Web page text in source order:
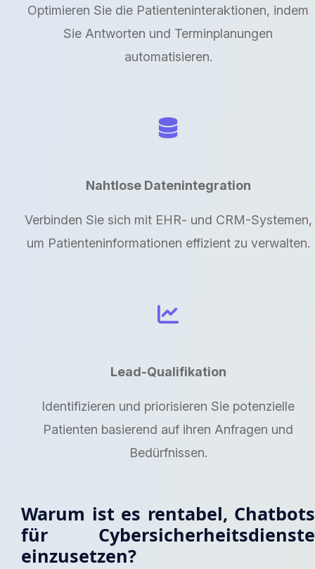
Optimieren Sie die Patienteninteraktionen, indem
Sie Antworten und Terminplanungen
automatisieren.
Nahtlose Datenintegration
Verbinden Sie sich mit EHR- und CRM-Systemen,
um Patienteninformationen effizient zu verwalten.
Lead-Qualifikation
Identifizieren und priorisieren Sie potenzielle
Patienten basierend auf ihren Anfragen und
Bedürfnissen.
Warum ist es rentabel, Chatbots
für Cybersicherheitsdienste
einzusetzen?